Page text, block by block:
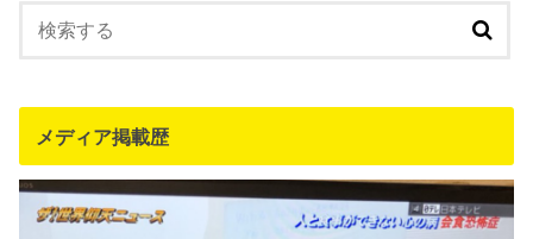
メディア掲載歴